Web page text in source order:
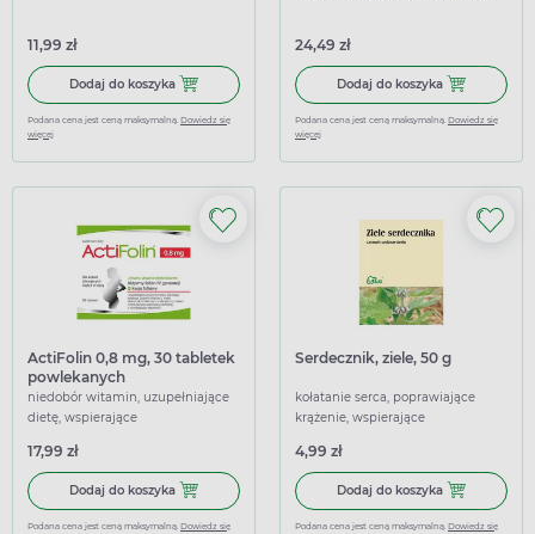
11,99 zł
Dodaj do koszyka Dodaj do koszyka Herbatka fix z owoców głogu, Herbapol,
Podana cena jest ceną maksymalną. Dowiedz się
więcej
24,49 zł
Dodaj do koszyka Dodaj do
Podana cena jest ceną maksymalną. Dowiedz się
więcej
ActiFolin 0,8 mg, 30 tabletek
powlekanych
niedobór witamin, uzupełniające
dietę, wspierające
17,99 zł
Dodaj do koszyka Dodaj do koszyka ActiFolin 0,8 mg, 30 tabletek
Podana cena jest ceną maksymalną. Dowiedz się
Serdecznik, ziele, 50 g
kołatanie serca, poprawiające
krążenie, wspierające
4,99 zł
Dodaj do koszyka Dodaj do
Podana cena jest ceną maksymalną. Dowiedz się